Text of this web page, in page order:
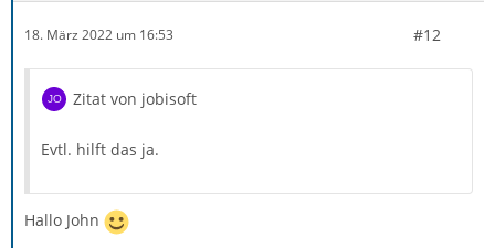
18. März 2022 um 16:53 #12
Zitat von jobisoft
Evtl. hilft das ja.
Hallo John